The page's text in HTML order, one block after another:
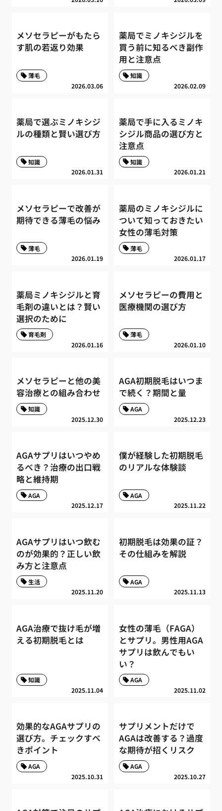
メソセラピーがもたら
す肌の若返り効果
2026.03.06
薄毛
薬局でミノキシジルを
買う前に知るべき副作
用と注意点
2026.02.09
知識
薬局で選ぶミノキシジ
ルの種類と賢い選び方
2026.01.31
知識
薬局で手に入るミノキ
シジル商品の選び方と
注意点
2026.01.21
知識
メソセラピーで改善が
期待できる薄毛の悩み
2026.01.19
薄毛
薬局のミノキシジルに
ついて知っておきたい
女性の薄毛対策
2026.01.17
薄毛
薬局ミノキシジルと育
毛剤の違いとは？賢い
選択のために
2026.01.16
育毛剤
メソセラピーの費用と
医療機関の選び方
2026.01.10
薄毛
メソセラピーと他の美
容治療との組み合わせ
2025.12.30
知識
AGA初期脱毛はいつま
で続く？期間と量
2025.12.23
AGA
AGAサプリはいつやめ
るべき？治療の出口戦
略と維持期
2025.12.17
AGA
僕が経験した初期脱毛
のリアルな体験談
2025.11.22
AGA
AGAサプリはいつ飲む
のが効果的？正しい飲
み方と注意点
2025.11.20
生活
初期脱毛は効果の証？
その仕組みを解説
2025.11.13
AGA
AGA治療で抜け毛が増
える初期脱毛とは
2025.11.04
知識
女性の薄毛（FAGA）
とサプリ。男性用AGA
サプリは飲んでもい
い？
2025.11.02
AGA
効果的なAGAサプリの
選び方。チェックすべ
きポイント
2025.10.31
AGA
サプリメントだけで
AGAは改善する？過度
な期待が招くリスク
2025.10.27
AGA